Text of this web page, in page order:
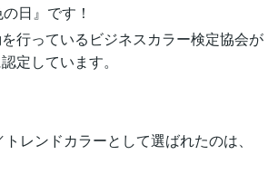
日』です！
行っているビジネスカラー検定協会が
定しています。
レンドカラーとして選ばれたのは、